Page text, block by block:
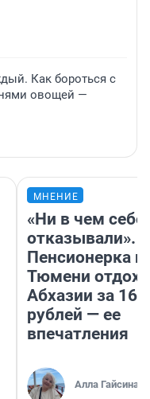
Как бороться с
овощей —
МНЕНИЕ
«Ни в чем себе
отказывали».
Пенсионерка
Тюмени
Абхазии за
рублей — ее
впечатления
Алла Гайсина